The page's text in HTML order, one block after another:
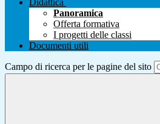
Didattica
Panoramica
Offerta formativa
I progetti delle classi
Documenti utili
Campo di ricerca per le pagine del sito